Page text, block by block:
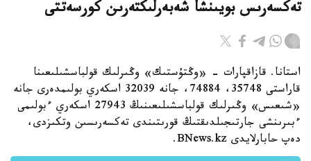
تەكسەرىس بويىنشا شەبەرلىكتەرىن كورسەتتى
استانا. قازاقپارات - «وڭتۇستىك» وڭىرلىك قولباسشىلىعىنا
قاراستى 35748، 74884، جانە 32039 اسكەري بولىمدەرى جانە
«شىعىس» وڭىرلىك قولباسشىلىعىنىڭ 27943 اسكەري ءبولىمى
ءبىرىنشى جارتىجىلدىقتىڭ قورىتىندى تەكسەرىسىن وتكىزدى،
دەپ حابارلايدى BNews.kz.